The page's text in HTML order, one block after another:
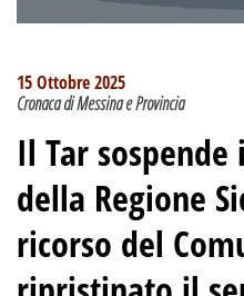
15 Ottobre 2025
Cronaca di Messina e Provincia
Il Tar
della Regione
ricorso del